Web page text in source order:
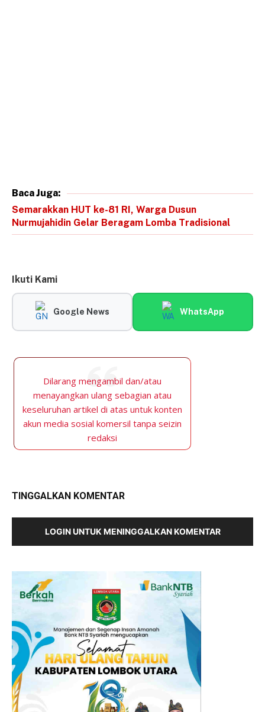
Baca Juga:
Semarakkan HUT ke-81 RI, Warga Dusun
Nurmujahidin Gelar Beragam Lomba Tradisional
Ikuti Kami
Google News WhatsApp
Dilarang mengambil dan/atau
menayangkan ulang sebagian atau
keseluruhan artikel di atas untuk konten
akun media sosial komersil tanpa seizin
redaksi
TINGGALKAN KOMENTAR
LOGIN UNTUK MENINGGALKAN KOMENTAR